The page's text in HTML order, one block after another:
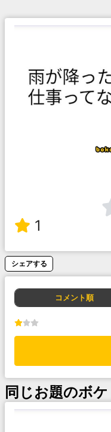
1
シェアする
コメント順
同じお題のボケ